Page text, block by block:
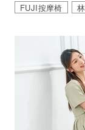
FUJI按摩椅